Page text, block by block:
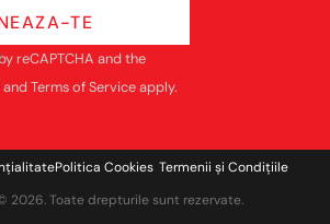
TE
reCAPTCHA and the
andTerms of Serviceapply.
Politica Cookies Termenii și Condițiile
2026. Toate drepturile sunt rezervate.